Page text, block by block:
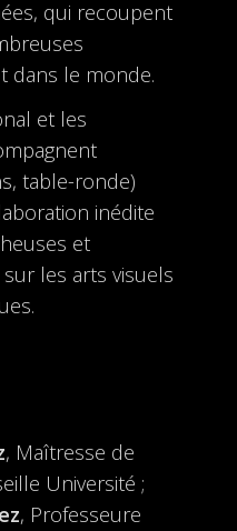
qui recoupent
dans le monde.
et les
table-ronde)
inédite
et
les arts visuels
, Maîtresse de
Université ;
, Professeure